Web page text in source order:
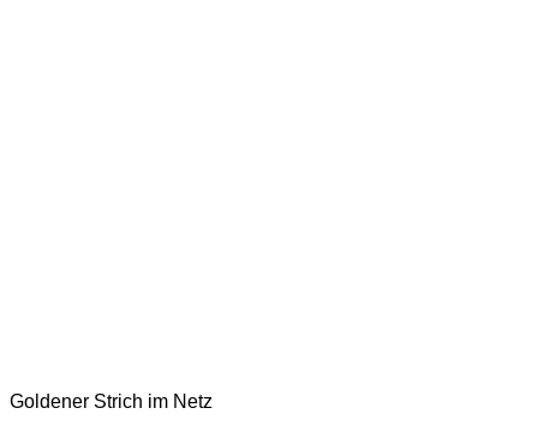
Goldener Strich im Netz